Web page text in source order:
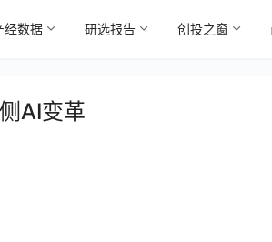
经数据 研选报告 创投之窗
AI变革